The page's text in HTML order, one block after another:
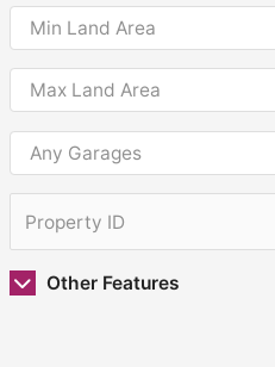
Other Features